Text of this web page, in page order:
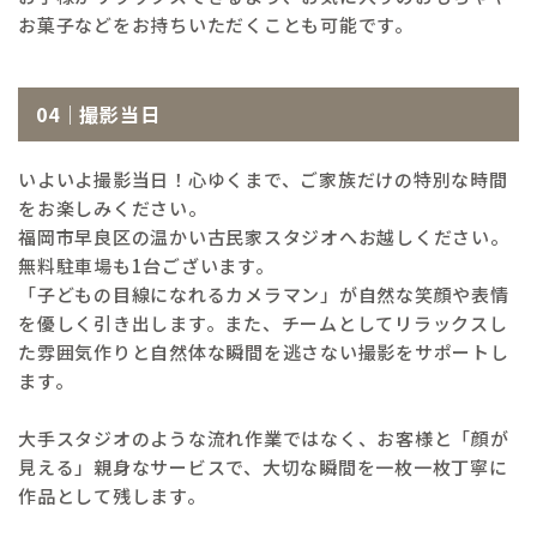
お菓子などをお持ちいただくことも可能です。
04｜撮影当日
いよいよ撮影当日！心ゆくまで、ご家族だけの特別な時間
をお楽しみください。
福岡市早良区の温かい古民家スタジオへお越しください。
無料駐車場も1台ございます。
「子どもの目線になれるカメラマン」が自然な笑顔や表情
を優しく引き出します。また、チームとしてリラックスし
た雰囲気作りと自然体な瞬間を逃さない撮影をサポートし
ます。
大手スタジオのような流れ作業ではなく、お客様と「顔が
見える」親身なサービスで、大切な瞬間を一枚一枚丁寧に
作品として残します。